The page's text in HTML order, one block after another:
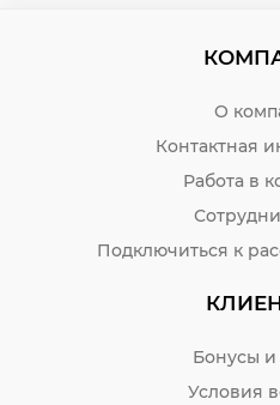
О
Контактная
Работа в
Подключиться к
Бонусы и
Условия